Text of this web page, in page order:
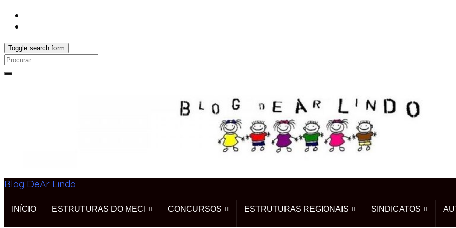
Toggle search form
Search
Blog DeAr Lindo
INÍCIO ESTRUTURAS DO MECI CONCURSOS ESTRUTURAS REGIONAIS SINDICATOS